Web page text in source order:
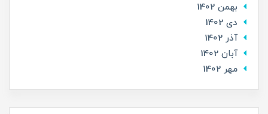
بهمن 1402
دی 1402
آذر 1402
آبان 1402
مهر 1402